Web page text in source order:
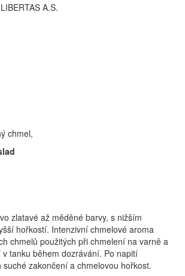
A.S.
chmel,
zlatavé až měděné barvy, s nižším
hořkostí. Intenzivní chmelové aroma
chmelů použitých při chmelení na varně a
tanku během dozrávání. Po napití
zakončení a chmelovou hořkost.